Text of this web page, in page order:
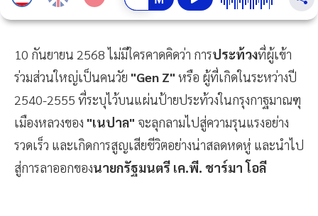
10 กันยายน 2568 ไม่มีใครคาดคิดว่า การประท้วงที่ผู้เข้า
ร่วมส่วนใหญ่เป็นคนวัย "Gen Z" หรือ ผู้ที่เกิดในระหว่างปี
2540-2555 ที่ระบุไว้บนแผ่นป้ายประท้วงในกรุงกาฐมาณฑุ
เมืองหลวงของ "เนปาล" จะลุกลามไปสู่ความรุนแรงอย่าง
รวดเร็ว และเกิดการสูญเสียชีวิตอย่างน่าสลดหดหู่ และนำไป
สู่การลาออกของนายกรัฐมนตรี เค.พี. ชาร์มา โอลี